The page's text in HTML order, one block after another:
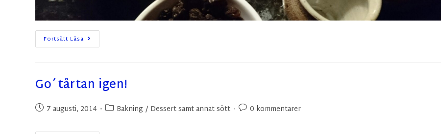
Fortsätt Läsa
Go´tårtan igen!
7 augusti, 2014 Bakning / Dessert samt annat sött 0 kommentarer